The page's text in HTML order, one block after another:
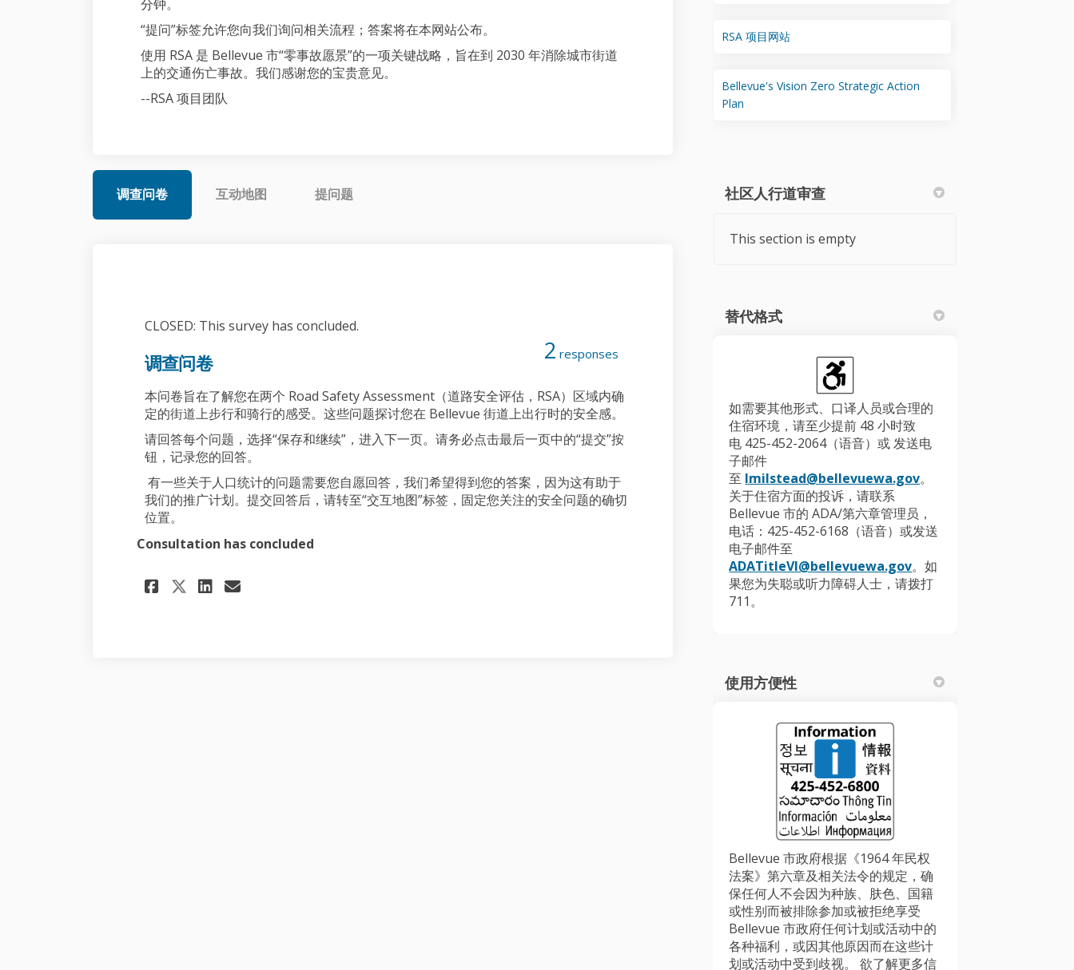
分钟。
“提问”标签允许您向我们询问相关流程；答案将在本网站公布。
使用 RSA 是 Bellevue 市“零事故愿景”的一项关键战略，旨在到 2030 年消除城市街道
上的交通伤亡事故。我们感谢您的宝贵意见。
--RSA 项目团队
调查问卷 互动地图 提问题
CLOSED: This survey has concluded.
调查问卷 2 responses
本问卷旨在了解您在两个 Road Safety Assessment（道路安全评估，RSA）区域内确
定的街道上步行和骑行的感受。这些问题探讨您在 Bellevue 街道上出行时的安全感。
请回答每个问题，选择“保存和继续”，进入下一页。请务必点击最后一页中的“提交”按
钮，记录您的回答。
有一些关于人口统计的问题需要您自愿回答，我们希望得到您的答案，因为这有助于
我们的推广计划。提交回答后，请转至“交互地图”标签，固定您关注的安全问题的确切
位置。
Consultation has concluded
Share 调查问卷 on Facebook
Share 调查问卷 on X (formerly Twitter)
Share 调查问卷 on Linkedin
Email 调查问卷 link
RSA 项目网站(External link)
Bellevue's Vision Zero Strategic Action
Plan
社区人行道审查
This section is empty
替代格式
如需要其他形式、口译人员或合理的
住宿环境，请至少提前 48 小时致
电 425-452-2064（语音）或 发送电
子邮件
至 lmilstead@bellevuewa.gov(External link)
。
关于住宿方面的投诉，请联系
Bellevue 市的 ADA/第六章管理员，
电话：425-452-6168（语音）或发送
电子邮件至
ADATitleVI@bellevuewa.gov(External link)
。如
果您为失聪或听力障碍人士，请拨打
711。
使用方便性
Bellevue 市政府根据《1964 年民权
法案》第六章及相关法令的规定，确
保任何人不会因为种族、肤色、国籍
或性别而被排除参加或被拒绝享受
Bellevue 市政府任何计划或活动中的
各种福利，或因其他原因而在这些计
划或活动中受到歧视。 欲了解更多信